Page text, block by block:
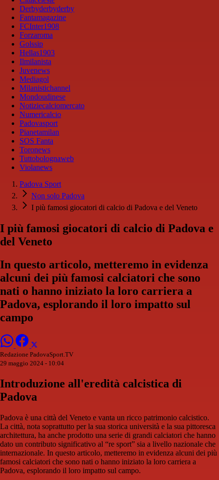
Derbyderbyderby
Fantamagazine
FCInter1908
Forzaroma
Golssip
Hellas1903
Ilmilanista
Juvenews
Mediagol
Milanistichannel
Mondoudinese
Notiziecalciomercato
Numericalcio
Padovasport
Pianetamilan
SOS Fanta
Toronews
Tuttobolognaweb
Violanews
Padova Sport
Non solo Padova
I più famosi giocatori di calcio di Padova e del Veneto
I più famosi giocatori di calcio di Padova e
del Veneto
In questo articolo, metteremo in evidenza
alcuni dei più famosi calciatori che sono
nati o hanno iniziato la loro carriera a
Padova, esplorando il loro impatto sul
campo
Redazione PadovaSport.TV
29 maggio 2024 - 10:04
Introduzione all'eredità calcistica di
Padova
Padova è una città del Veneto e vanta un ricco patrimonio calcistico.
La città, nota soprattutto per la sua storica università e la sua pittoresca
architettura, ha anche prodotto una serie di grandi calciatori che hanno
dato un contributo significativo al “re sport” sia a livello nazionale che
internazionale. In questo articolo, metteremo in evidenza alcuni dei più
famosi calciatori che sono nati o hanno iniziato la loro carriera a
Padova, esplorando il loro impatto sul campo.